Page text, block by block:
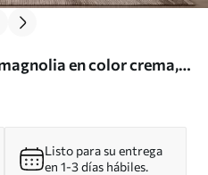
en color crema,
Listo para su entrega
en 1-3 días hábiles.